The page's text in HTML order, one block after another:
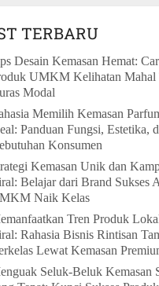
TERBARU
Desain Kemasan Hemat:
UMKM Kelihatan Mahal
Modal
Memilih Kemasan
Panduan Fungsi, Estetika,
Konsumen
Kemasan Unik dan
Belajar dari Brand Sukses
Naik Kelas
Tren Produk
Rahasia Bisnis Rintisan
Lewat Kemasan
Seluk-Beluk Kemasan